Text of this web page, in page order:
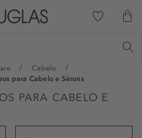
Cabelo
para Cabelo e Séruns
PARA CABELO E